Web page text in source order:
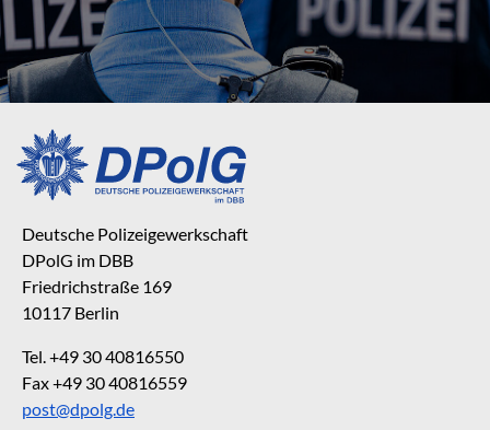
Deutsche Polizeigewerkschaft
DPolG im DBB
Friedrichstraße 169
10117 Berlin
Tel. +49 30 40816550
Fax +49 30 40816559
post@dpolg.de